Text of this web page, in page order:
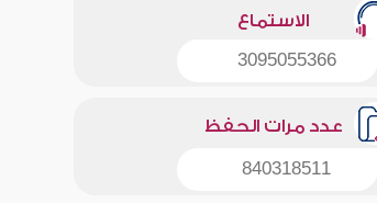
الاستماع
3095055366
عدد مرات الحفظ
840318511